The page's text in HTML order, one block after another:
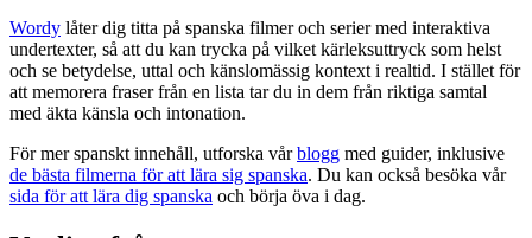
Wordy låter dig titta på spanska filmer och serier med interaktiva
undertexter, så att du kan trycka på vilket kärleksuttryck som helst
och se betydelse, uttal och känslomässig kontext i realtid. I stället för
att memorera fraser från en lista tar du in dem från riktiga samtal
med äkta känsla och intonation.
För mer spanskt innehåll, utforska vårblogg med guider, inklusive
de bästa filmerna för att lära sig spanska. Du kan också besöka vår
sida för att lära dig spanska och börja öva i dag.